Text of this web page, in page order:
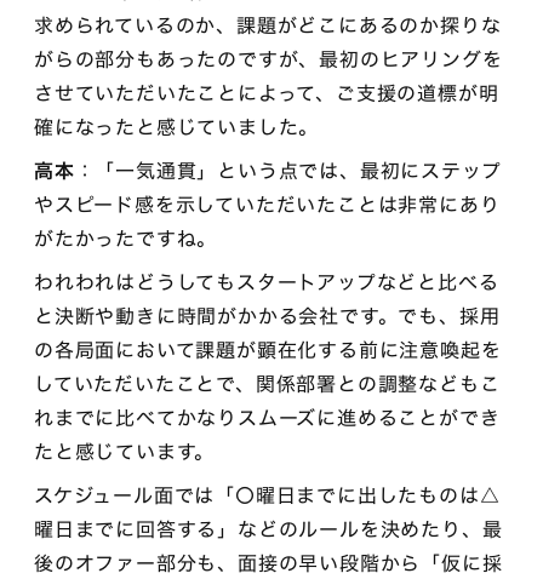
求められているのか、課題がどこにあるのか探りな
がらの部分もあったのですが、最初のヒアリングを
させていただいたことによって、ご支援の道標が明
確になったと感じていました。
高本 ：「一気通貫」という点では、最初にステップ
やスピード感を示していただいたことは非常にあり
がたかったですね。
われわれはどうしてもスタートアップなどと比べる
と決断や動きに時間がかかる会社です。でも、採用
の各局面において課題が顕在化する前に注意喚起を
していただいたことで、関係部署との調整などもこ
れまでに比べてかなりスムーズに進めることができ
たと感じています。
スケジュール面では「〇曜日までに出したものは△
曜日までに回答する」などのルールを決めたり、最
後のオファー部分も、面接の早い段階から「仮に採